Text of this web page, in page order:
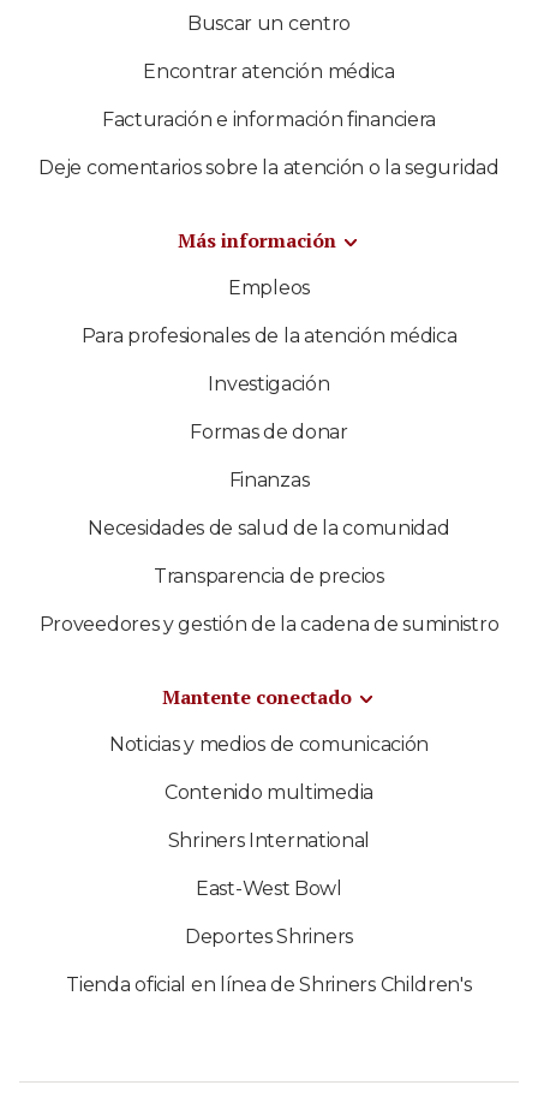
Buscar un centro
Encontrar atención médica
Facturación e información financiera
Deje comentarios sobre la atención o la seguridad
Más información
Empleos
Para profesionales de la atención médica
Investigación
Formas de donar
Finanzas
Necesidades de salud de la comunidad
Transparencia de precios
Proveedores y gestión de la cadena de suministro
Mantente conectado
Noticias y medios de comunicación
Contenido multimedia
Shriners International
East-West Bowl
Deportes Shriners
Tienda oficial en línea de Shriners Children's